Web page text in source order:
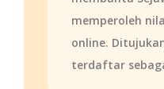
memperoleh
online.
terdaftar